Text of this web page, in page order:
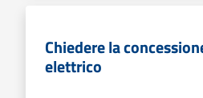
Chiedere la
elettrico